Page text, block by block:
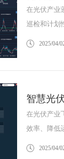
在光伏产业
巡检和计划
2025/04/
智慧光
在光伏产业
效率、降低
2025/04/